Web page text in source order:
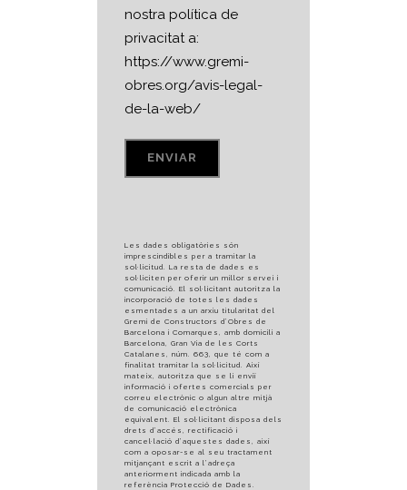
nostra política de
privacitat a:
https://www.gremi-
obres.org/avis-legal-
de-la-web/
Les dades obligatòries són
imprescindibles per a tramitar la
sol·licitud. La resta de dades es
sol·liciten per oferir un millor servei i
comunicació. El sol·licitant autoritza la
incorporació de totes les dades
esmentades a un arxiu titularitat del
Gremi de Constructors d’Obres de
Barcelona i Comarques, amb domicili a
Barcelona, Gran Via de les Corts
Catalanes, núm. 663, que té com a
finalitat tramitar la sol·licitud. Així
mateix, autoritza que se li enviï
informació i ofertes comercials per
correu electrònic o algun altre mitjà
de comunicació electrònica
equivalent. El sol·licitant disposa dels
drets d’accés, rectificació i
cancel·lació d’aquestes dades, així
com a oposar-se al seu tractament
mitjançant escrit a l’adreça
anteriorment indicada amb la
referència Protecció de Dades.